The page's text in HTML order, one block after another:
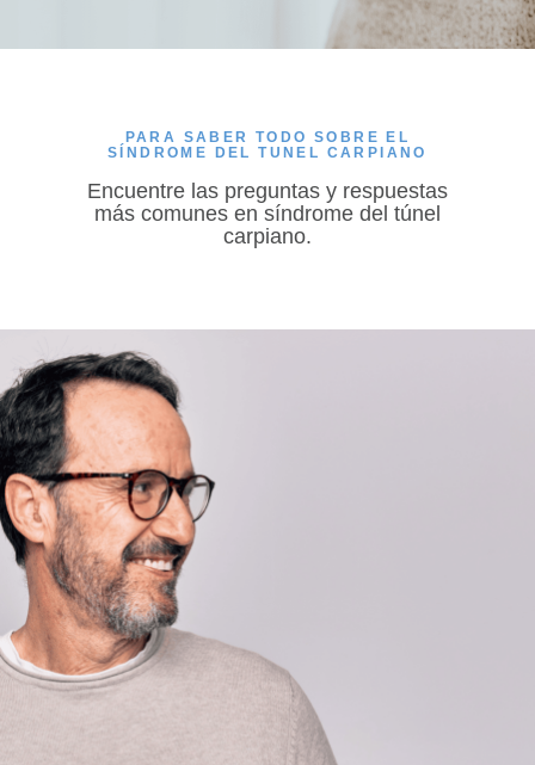
PARA SABER TODO SOBRE EL
SÍNDROME DEL TUNEL CARPIANO
Encuentre las preguntas y respuestas
más comunes en síndrome del túnel
carpiano.